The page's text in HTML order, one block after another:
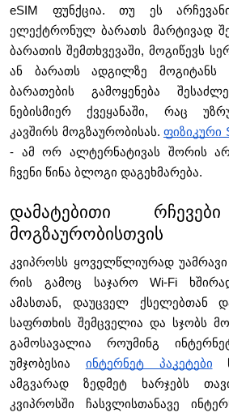
eSIM ფუნქცია. თუ ეს
ელექტრონულ ბარათს მარტივად
ბარათის შემთხვევაში, მოგიწევს
ან ბარათს ადგილზე მოგიტანს
ბარათების გამოყენება
ნებისმიერ ქვეყანაში, რაც
კავშირს მოგზაურობისას.
- ამ ორ ალტერნატივას შორის
ჩვენი წინა ბლოგი დაგეხმარება.
დამატებითი
მოგზაურობისთვის
კვიპროსს ყოველწლიურად
რის გამოც საჯარო Wi-Fi
ამასთან, დაუცველ ქსელებთან
საფრთხის შემცველია და სჯობს
გამოსავალია როუმინგ
უმჯობესია ინტერნეტ პაკეტები
ამგვარად ზედმეტ ხარჯებს
კვიპროსში ჩასვლისთანავე